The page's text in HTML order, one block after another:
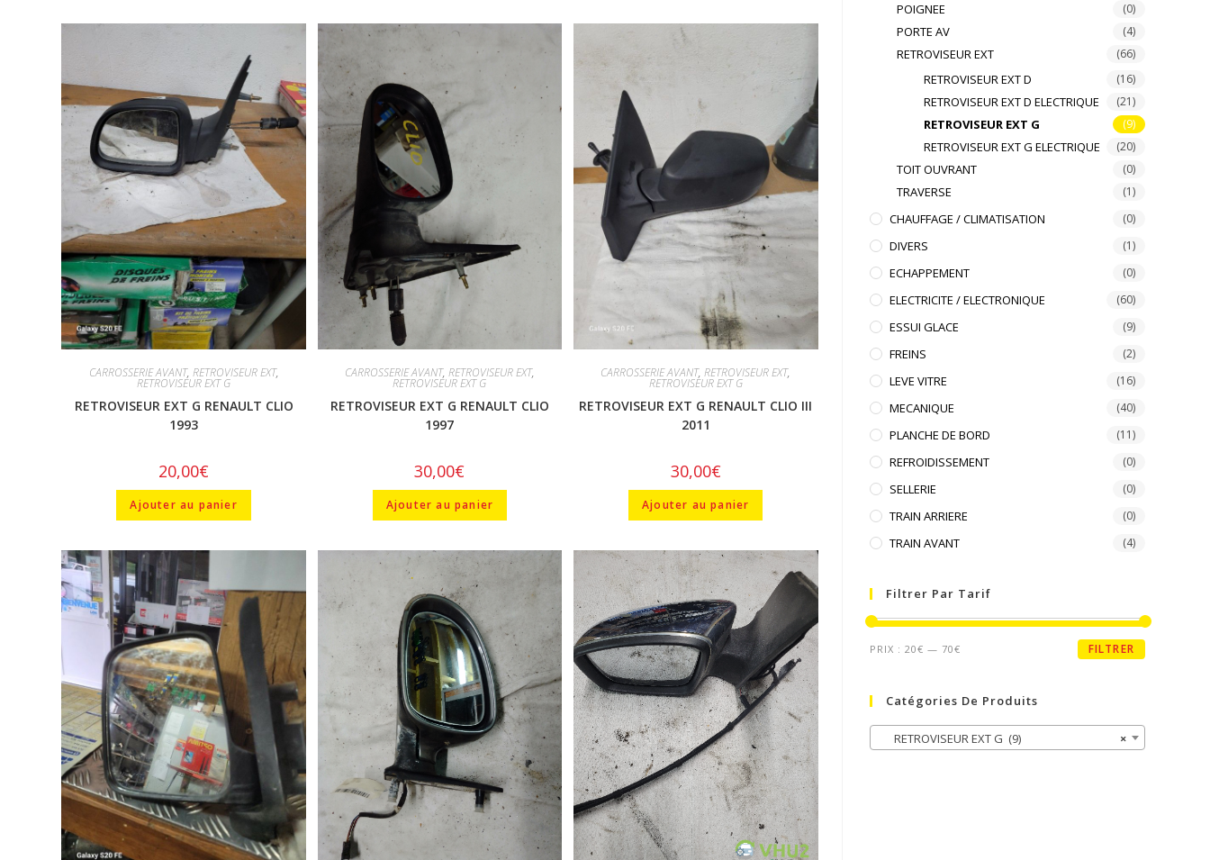
CARROSSERIE AVANT, RETROVISEUR EXT,
RETROVISEUR EXT G
RETROVISEUR EXT G RENAULT CLIO
1993
20,00€
Ajouter au panier
CARROSSERIE AVANT, RETROVISEUR EXT,
RETROVISEUR EXT G
RETROVISEUR EXT G RENAULT CLIO
1997
30,00€
Ajouter au panier
CARROSSERIE AVANT,RETROVISEUR EXT,
RETROVISEUR EXT G
RETROVISEUR EXT G RENAULT CLIO III
2011
30,00€
Ajouter au panier
POIGNEE (0)
PORTE AV (4)
RETROVISEUR EXT (66)
RETROVISEUR EXT D (16)
RETROVISEUR EXT D ELECTRIQUE (21)
RETROVISEUR EXT G (9)
RETROVISEUR EXT G ELECTRIQUE (20)
TOIT OUVRANT (0)
TRAVERSE (1)
CHAUFFAGE / CLIMATISATION (0)
DIVERS (1)
ECHAPPEMENT (0)
ELECTRICITE / ELECTRONIQUE (60)
ESSUI GLACE (9)
FREINS (2)
LEVE VITRE (16)
MECANIQUE (40)
PLANCHE DE BORD (11)
REFROIDISSEMENT (0)
SELLERIE (0)
TRAIN ARRIERE (0)
TRAIN AVANT (4)
Filtrer Par Tarif
FILTRER
PRIX : 20€ — 70€
Catégories De Produits
×
RETROVISEUR EXT G (9)